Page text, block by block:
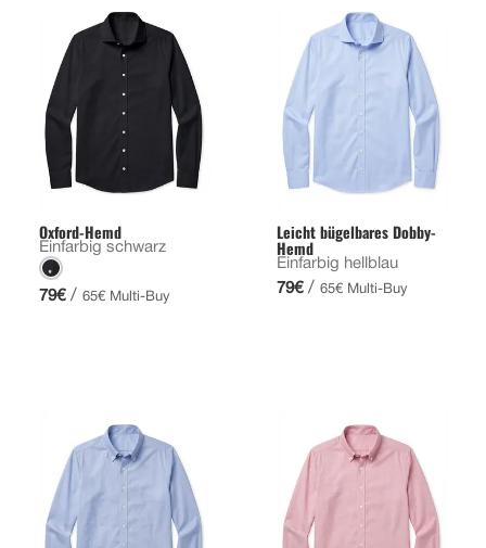
Oxford-Hemd
Einfarbig schwarz
79€ / 65€ Multi-Buy
Leicht bügelbares Dobby-
Hemd
Einfarbig hellblau
79€ / 65€ Multi-Buy